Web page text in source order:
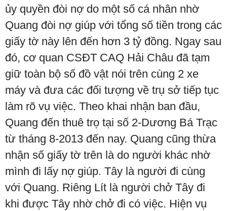
ủy quyền đòi nợ do một số cá nhân nhờ
Quang đòi nợ giúp với tổng số tiền trong các
giấy tờ này lên đến hơn 3 tỷ đồng. Ngay sau
đó, cơ quan CSĐT CAQ Hải Châu đã tạm
giữ toàn bộ số đồ vật nói trên cùng 2 xe
máy và đưa các đối tượng về trụ sở tiếp tục
làm rõ vụ việc. Theo khai nhận ban đầu,
Quang đến thuê trọ tại số 2-Dương Bá Trạc
từ tháng 8-2013 đến nay. Quang cũng thừa
nhận số giấy tờ trên là do người khác nhờ
mình đi lấy nợ giúp. Tây là người đi cùng
với Quang. Riêng Lít là người chở Tây đi
khi được Tây nhờ chở đi có việc. Hiện vụ